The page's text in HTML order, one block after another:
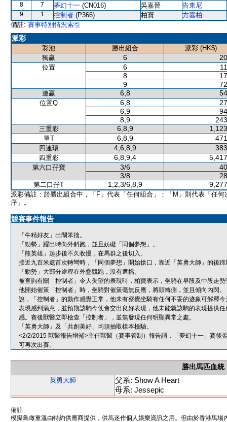
8 7 夢幻十一 (CN016) 吳嘉晉 告東尼
9 1 控制者 (P366) 柏寶
方嘉柏
備註: 賽事特別情況索引
派彩
彩池 勝出組合
派彩 (HK$)
獨贏
6
位置 6
8
9
連贏 6,8
位置Q 6,8
6,9
8,9
三重彩 6,8,9
單T 6,8,9
四連環 4,6,8,9
四重彩 6,8,9,4
第六口孖寶 3/6
3/8
第二口孖T 1,2,3/6,8,9
派彩備註：於勝出組合中，「F」代表「任何組合」；「M」則代表「任何
序」。
競賽事件報告
「牛精好友」出閘笨拙。
「勁勢」躍出時向外斜跑，並且妨礙「同個夢想」。
「熊英雄」起步後不久收慢，在馬群之後切入。
接近九百米處首次轉彎時，「同個夢想」開始搶口，靠近「英勇大師」的後
「勁勢」大部分途程在外疊競跑，沒有遮擋。
被查詢有關「控制者」令人失望的表現時，柏寶表示，坐騎在早段及中段走
他開始催策「控制者」時，坐騎對催策毫無反應，將頭轉側，並且傾向內閃
說，「控制者」的動作感覺正常，他未有察覺坐騎有任何不妥的迹象可解釋
表現感到滿意，並預期該駒今仗會交出良好表現，他未能就該駒的表現提供
感。賽後獸醫立即檢查「控制者」，並無發現任何明顯異常之處。
「英勇大師」及「共創美好」均須抽取樣本檢驗。
<2/2/2015 獸醫報告增補>主任獸醫（賽事管制）報告謂，「夢幻十一」賽後
可再次出賽。
勝出馬匹血統
英勇大師
父系: Show A Heart
母系: Jessepic
備註
模擬鳥瞰重溫由特約供應商提供，供馬迷作個人娛樂資訊之用。但由於香港馬